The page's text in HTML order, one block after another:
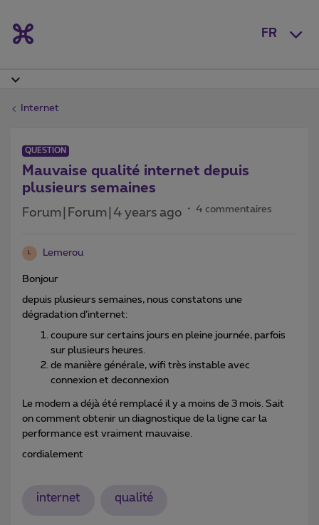
FR
Internet
QUESTION
Mauvaise qualité internet depuis
plusieurs semaines
Forum|Forum|4 years ago 4 commentaires
L Lemerou
Bonjour
depuis plusieurs semaines, nous constatons une
dégradation d’internet:
coupure sur certains jours en pleine journée, parfois
sur plusieurs heures.
de manière générale, wifi très instable avec
connexion et deconnexion
Le modem a déjà été remplacé il y a moins de 3 mois. Sait
on comment obtenir un diagnostique de la ligne car la
performance est vraiment mauvaise.
cordialement
internet qualité